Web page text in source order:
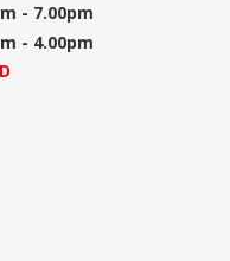
- 7.00pm
- 4.00pm